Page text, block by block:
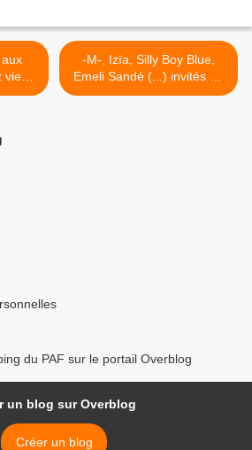
-M-, Izïa, Silly Boy Blue,
Emeli Sandé (...) invités de
"Taratata 100% Live" ce soir
du PAF sur le portail Overblog
un blog sur Overblog
Créer un blog